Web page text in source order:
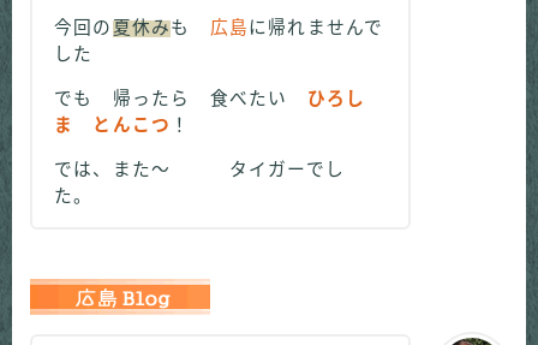
今回の夏休みも 広島に帰れませんで
した
でも 帰ったら 食べたい ひろし
ま とんこつ ！
では、また～ タイガーでし
た。